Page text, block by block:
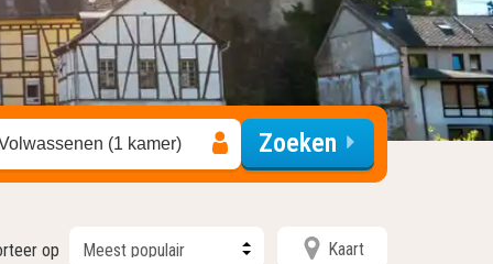
(1 kamer) Zoeken
op Kaart